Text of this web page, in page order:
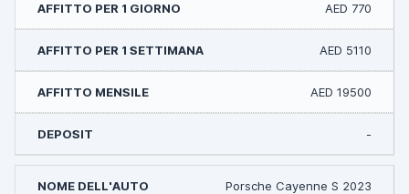
AED 770
AED 5110
AED 19500
-
Porsche Cayenne S 2023